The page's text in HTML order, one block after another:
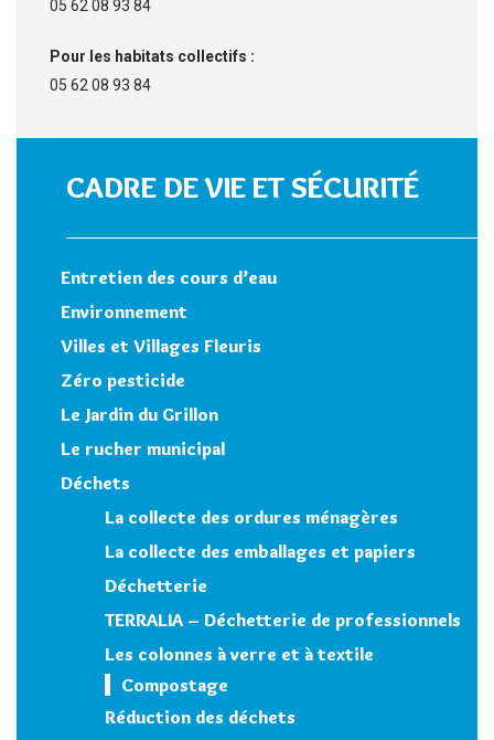
05 62 08 93 84
Pour les habitats collectifs :
05 62 08 93 84
CADRE DE VIE ET SÉCURITÉ
Entretien des cours d’eau
Environnement
Villes et Villages Fleuris
Zéro pesticide
Le Jardin du Grillon
Le rucher municipal
Déchets
La collecte des ordures ménagères
La collecte des emballages et papiers
Déchetterie
TERRALIA – Déchetterie de professionnels
Les colonnes à verre et à textile
Compostage
Réduction des déchets